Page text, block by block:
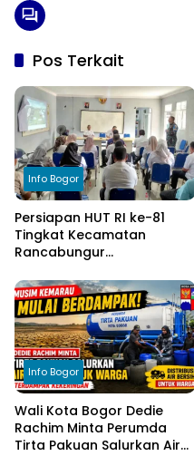
Pos Terkait
Info Bogor
Persiapan HUT RI ke-81
Tingkat Kecamatan
Rancabungur
Cimulang, Libatkan Seluruh
Elemen Masyarakat
Info Bogor
Wali Kota Bogor Dedie
Rachim Minta Perumda
Tirta Pakuan Salurkan Air